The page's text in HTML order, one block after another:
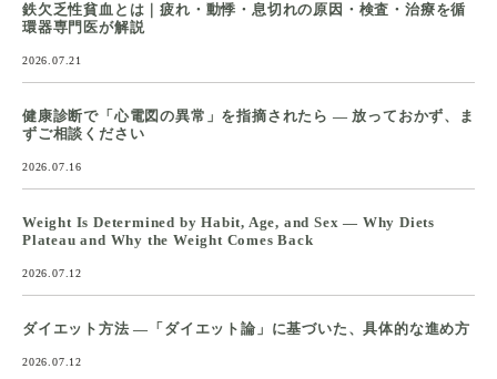
鉄欠乏性貧血とは｜疲れ・動悸・息切れの原因・検査・治療を循
環器専門医が解説
2026.07.21
健康診断で「心電図の異常」を指摘されたら ― 放っておかず、ま
ずご相談ください
2026.07.16
Weight Is Determined by Habit, Age, and Sex — Why Diets
Plateau and Why the Weight Comes Back
2026.07.12
ダイエット方法 ―「ダイエット論」に基づいた、具体的な進め方
2026.07.12